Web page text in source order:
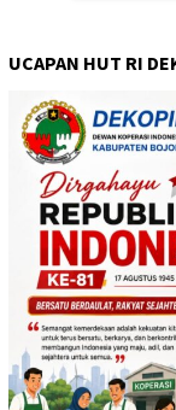
UCAPAN HUT RI